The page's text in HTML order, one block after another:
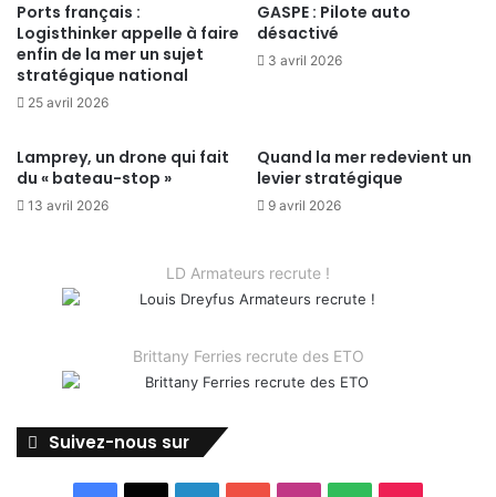
Ports français :
Logisthinker appelle à faire
enfin de la mer un sujet
stratégique national
25 avril 2026
GASPE : Pilote auto
désactivé
3 avril 2026
Lamprey, un drone qui fait
du « bateau-stop »
13 avril 2026
Quand la mer redevient un
levier stratégique
9 avril 2026
LD Armateurs recrute !
Brittany Ferries recrute des ETO
Suivez-nous sur